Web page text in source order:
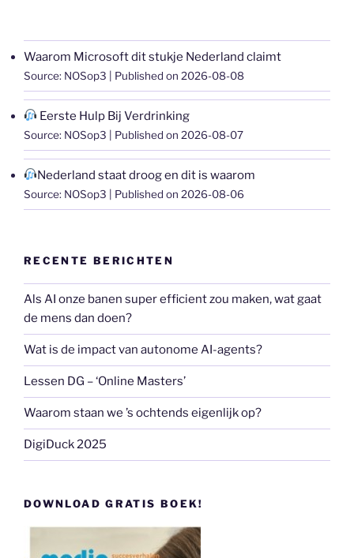
Waarom Microsoft dit stukje Nederland claimt
Source: NOSop3 Published on 2026-08-08
Eerste Hulp Bij Verdrinking
Source: NOSop3 Published on 2026-08-07
Nederland staat droog en dit is waarom
Source: NOSop3 Published on 2026-08-06
RECENTE BERICHTEN
Als AI onze banen super efficient zou maken, wat gaat
de mens dan doen?
Wat is de impact van autonome AI-agents?
Lessen DG – ‘Online Masters’
Waarom staan we ’s ochtends eigenlijk op?
DigiDuck 2025
DOWNLOAD GRATIS BOEK!